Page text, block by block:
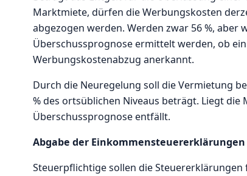
Marktmiete, dürfen die Werbungskosten
abgezogen werden. Werden zwar 56 %,
Überschussprognose ermittelt werden, ob
Werbungskostenabzug anerkannt.
Durch die Neuregelung soll die Vermietung
% des ortsüblichen Niveaus beträgt. Liegt
Überschussprognose entfällt.
Abgabe der Einkommensteuererklärungen
Steuerpflichtige sollen die